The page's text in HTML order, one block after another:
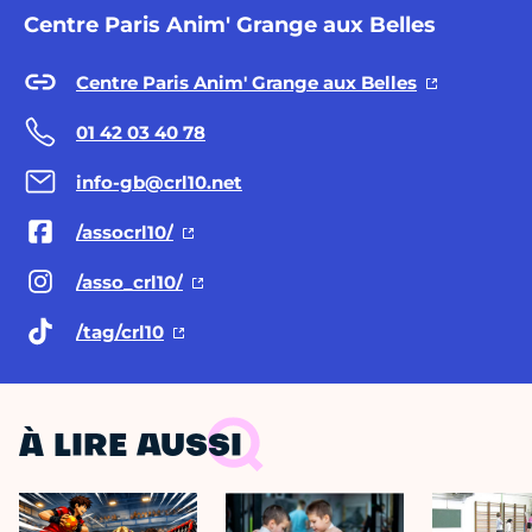
Centre Paris Anim' Grange aux Belles
Centre Paris Anim' Grange aux Belles
01 42 03 40 78
info-gb@crl10.net
/assocrl10/
/asso_crl10/
/tag/crl10
À LIRE AUSSI